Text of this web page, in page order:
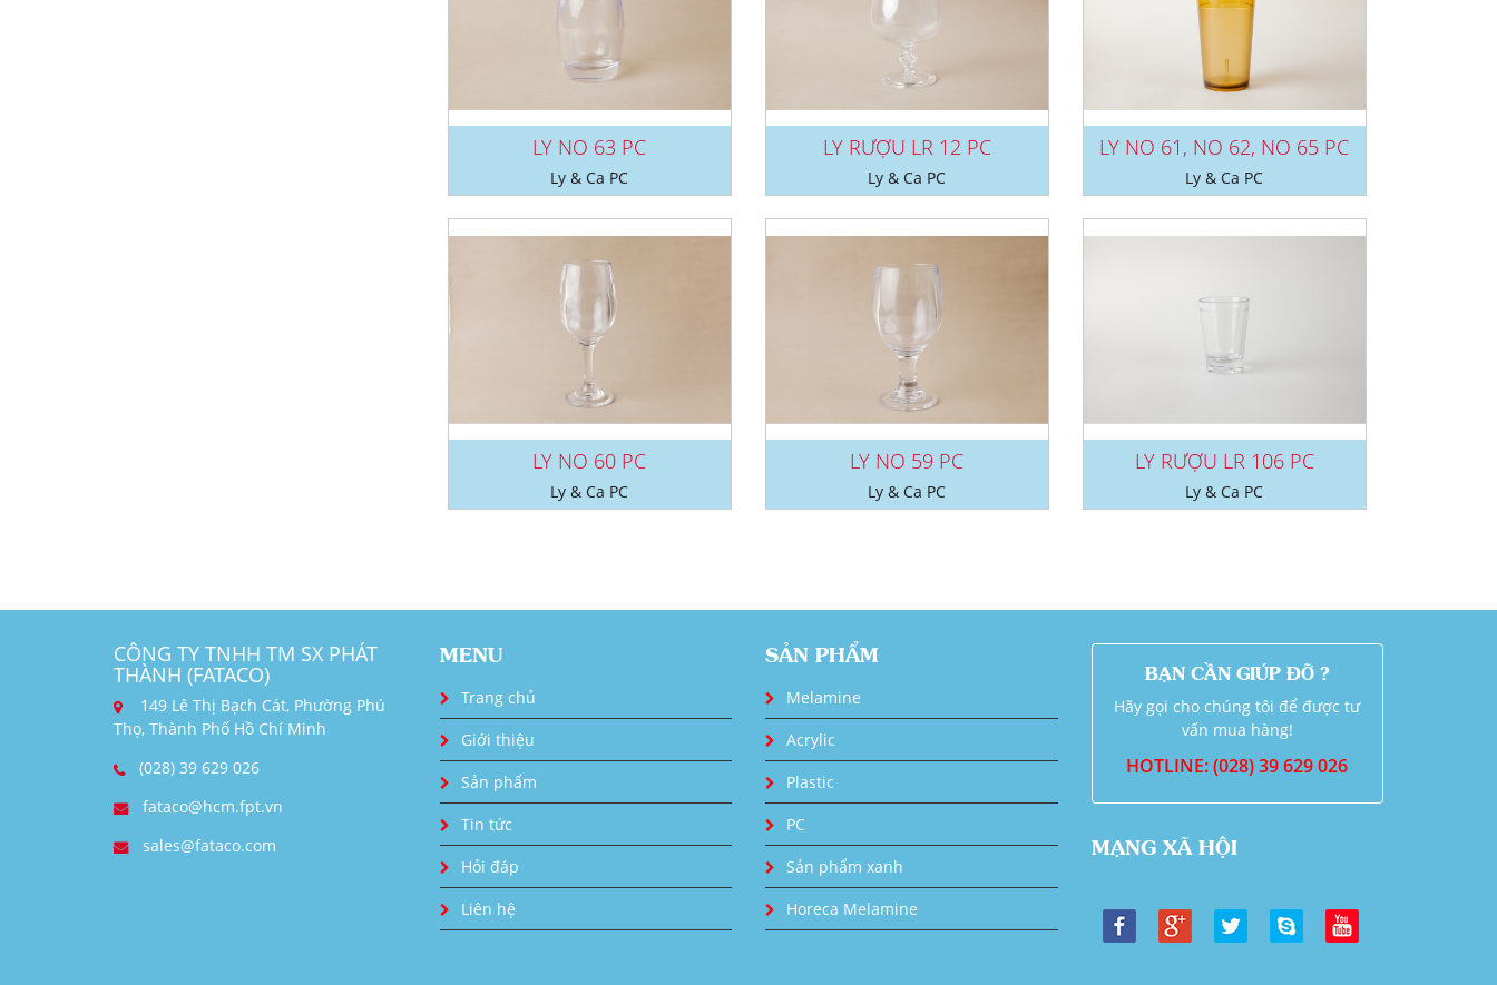
LY NO 63 PC
Ly & Ca PC
LY RƯỢU LR 12 PC
Ly & Ca PC
LY NO 61, NO 62, NO 65 PC
Ly & Ca PC
LY NO 60 PC
Ly & Ca PC
LY NO 59 PC
Ly & Ca PC
LY RƯỢU LR 106 PC
Ly & Ca PC
CÔNG TY TNHH TM SX PHÁT
THÀNH (FATACO)
149 Lê Thị Bạch Cát, Phường Phú
Thọ, Thành Phố Hồ Chí Minh
(028) 39 629 026
fataco@hcm.fpt.vn
sales@fataco.com
MENU
Trang chủ
Giới thiệu
Sản phẩm
Tin tức
Hỏi đáp
Liên hệ
SẢN PHẨM
Melamine
Acrylic
Plastic
PC
Sản phẩm xanh
Horeca Melamine
BẠN CẦN GIÚP ĐỠ ?
Hãy gọi cho chúng tôi để được tư
vấn mua hàng!
HOTLINE: (028) 39 629 026
MẠNG XÃ HỘI